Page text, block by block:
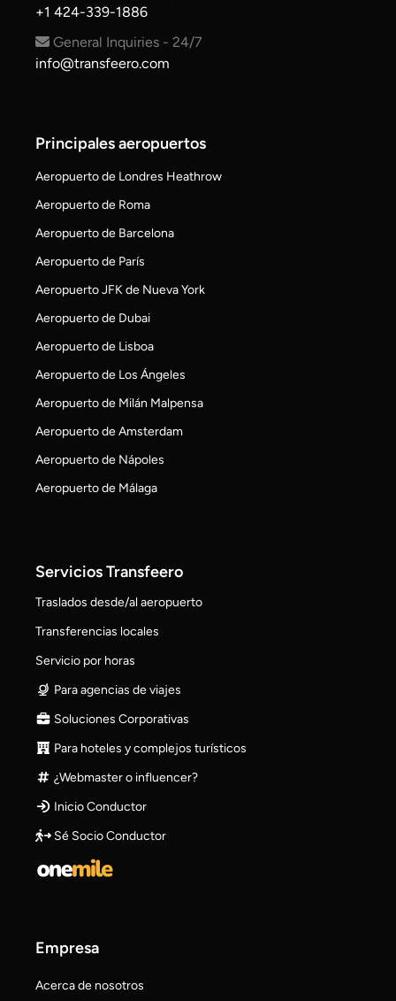
+1 424-339-1886
General Inquiries - 24/7
info@transfeero.com
Principales aeropuertos
Aeropuerto de Londres Heathrow
Aeropuerto de Roma
Aeropuerto de Barcelona
Aeropuerto de París
Aeropuerto JFK de Nueva York
Aeropuerto de Dubai
Aeropuerto de Lisboa
Aeropuerto de Los Ángeles
Aeropuerto de Milán Malpensa
Aeropuerto de Amsterdam
Aeropuerto de Nápoles
Aeropuerto de Málaga
Servicios Transfeero
Traslados desde/al aeropuerto
Transferencias locales
Servicio por horas
Para agencias de viajes
Soluciones Corporativas
Para hoteles y complejos turísticos
¿Webmaster o influencer?
Inicio Conductor
Sé Socio Conductor
Empresa
Acerca de nosotros